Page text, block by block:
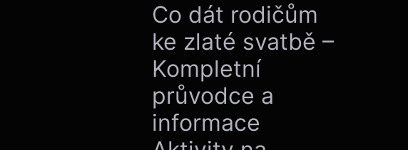
Co dát rodičům
ke zlaté svatbě –
Kompletní
průvodce a
informace